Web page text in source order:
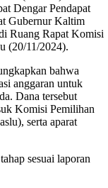
Dengar Pendapat
Gubernur Kaltim
Ruang Rapat Komisi
(20/11/2024).
bahwa
anggaran untuk
Dana tersebut
Komisi Pemilihan
serta aparat
sesuai laporan